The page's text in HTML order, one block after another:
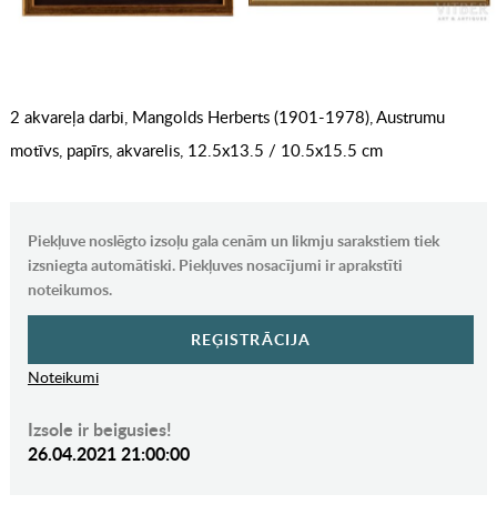
2 akvareļa darbi, Mangolds Herberts (1901-1978), Austrumu
motīvs, papīrs, akvarelis, 12.5x13.5 / 10.5x15.5 cm
Piekļuve noslēgto izsoļu gala cenām un likmju sarakstiem tiek
izsniegta automātiski. Piekļuves nosacījumi ir aprakstīti
noteikumos.
REĢISTRĀCIJA
Noteikumi
Izsole ir beigusies!
26.04.2021 21:00:00